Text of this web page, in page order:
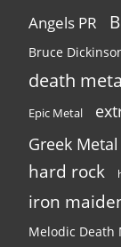
Angels PR
Bruce
death
Epic Metal
Greek Metal
hard rock
iron
Melodic Death